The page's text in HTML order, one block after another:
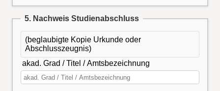
5. Nachweis Studienabschluss
(beglaubigte Kopie Urkunde oder
Abschlusszeugnis)
akad. Grad / Titel / Amtsbezeichnung